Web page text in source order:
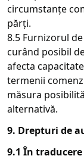
circumstanțe
părți.
8.5 Furnizorul
curând posibil
afecta
termenii
măsura
alternativă.
9. Drepturi de
9.1 În traducere